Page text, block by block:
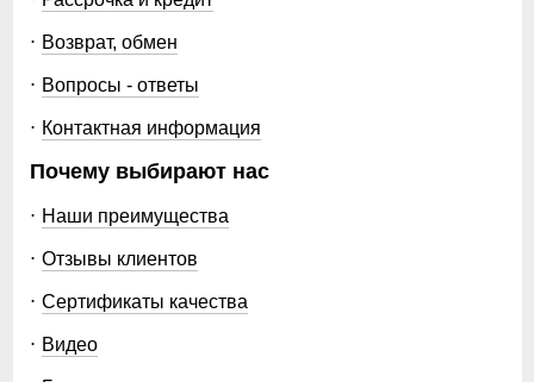
Возврат, обмен
Вопросы - ответы
Контактная информация
Почему выбирают нас
Наши преимущества
Отзывы клиентов
Сертификаты качества
Видео